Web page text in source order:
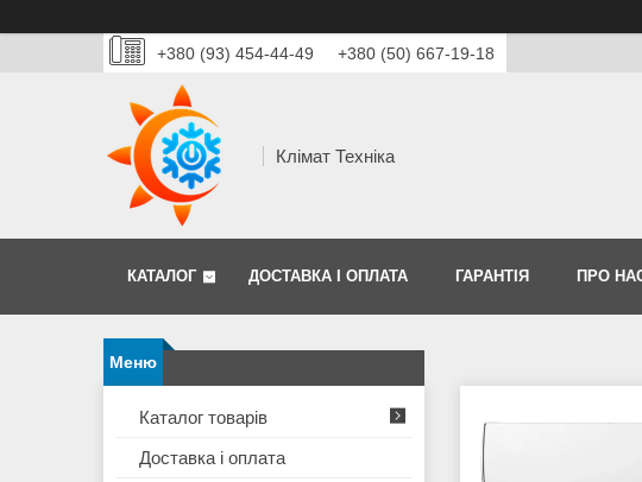
+380 (93) 454-44-49 +380 (50) 667-19-18
Клімат Техніка
КАТАЛОГ ДОСТАВКА І ОПЛАТА ГАРАНТІЯ ПРО
Каталог товарів
Доставка і оплата